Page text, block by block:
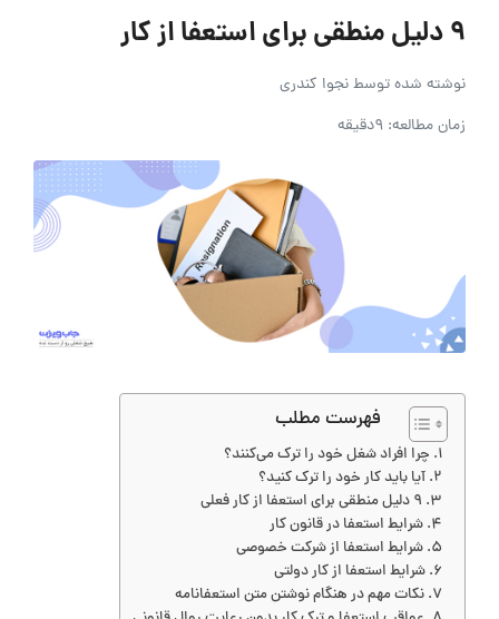
9 دلیل منطقی برای استعفا از کار
نوشته شده توسطنجوا کندری
زمان مطالعه: 9دقیقه
فهرست مطلب
چرا افراد شغل خود را ترک می‌کنند؟
آیا باید کار خود را ترک کنید؟
9 دلیل منطقی برای استعفا از کار فعلی
شرایط استعفا در قانون کار
شرایط استعفا از شرکت خصوصی
شرایط استعفا از کار دولتی
نکات مهم در هنگام نوشتن متن استعفانامه